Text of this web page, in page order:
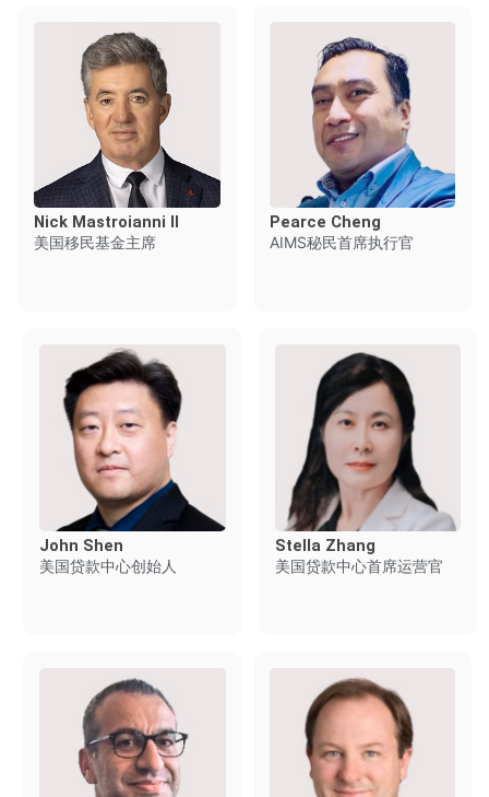
Nick Mastroianni II
美国移民基金主席
Pearce Cheng
AIMS秘民首席执行官
John Shen
美国贷款中心创始人
Stella Zhang
美国贷款中心首席运营官